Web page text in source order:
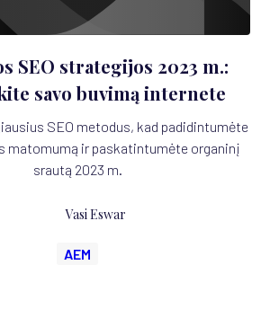
SEO strategijos 2023 m.:
savo buvimą internete
SEO metodus, kad padidintumėte
matomumą ir paskatintumėte organinį
srautą 2023 m.
Vasi Eswar
AEM